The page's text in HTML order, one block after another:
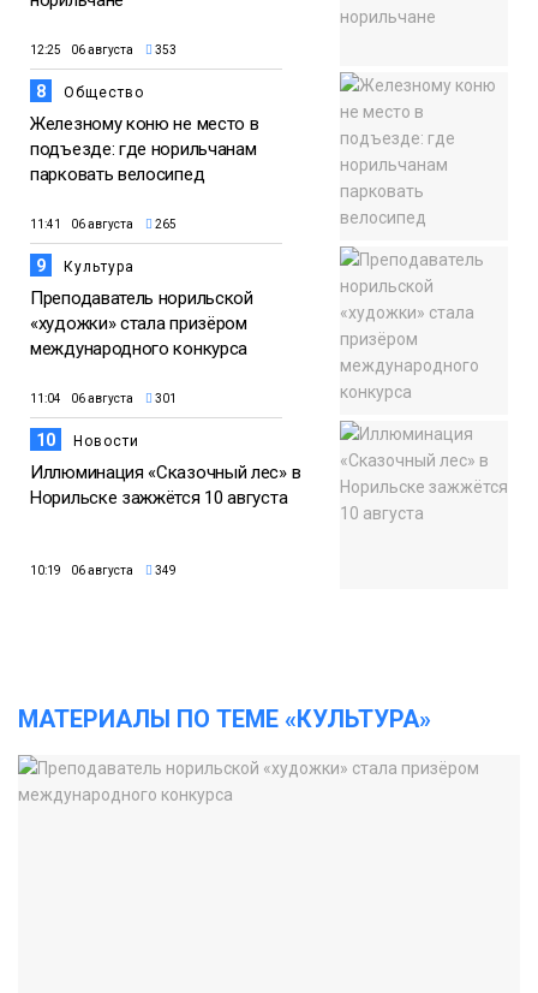
12:25 06 августа 353
8 Общество
Железному коню не место в
подъезде: где норильчанам
парковать велосипед
11:41 06 августа 265
9 Культура
Преподаватель норильской
«художки» стала призёром
международного конкурса
11:04 06 августа 301
10 Новости
Иллюминация «Сказочный лес» в
Норильске зажжётся 10 августа
10:19 06 августа 349
МАТЕРИАЛЫ ПО ТЕМЕ «КУЛЬТУРА»